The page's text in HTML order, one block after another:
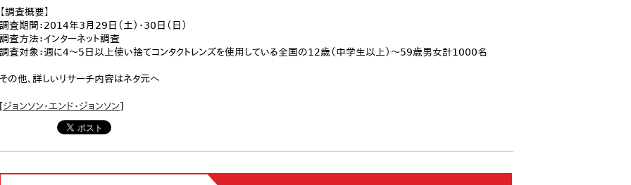
【調査概要】
調査期間：2014年3月29日（土）・30日（日）
調査方法：インターネット調査
調査対象：週に4～5日以上使い捨てコンタクトレンズを使用している全国の12歳（中学生以上）～59歳男女計1000名
その他、詳しいリサーチ内容はネタ元へ
[ジョンソン・エンド・ジョンソン]